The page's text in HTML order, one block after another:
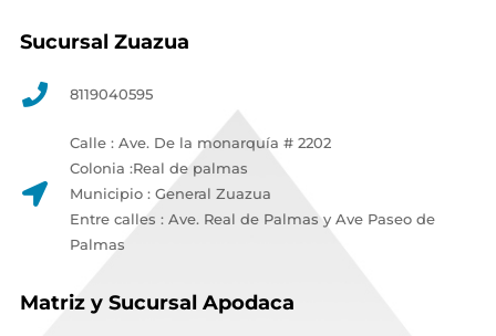
Sucursal Zuazua
8119040595
Calle : Ave. De la monarquía # 2202
Colonia :Real de palmas
Municipio : General Zuazua
Entre calles : Ave. Real de Palmas y Ave Paseo de
Palmas
Matriz y Sucursal Apodaca